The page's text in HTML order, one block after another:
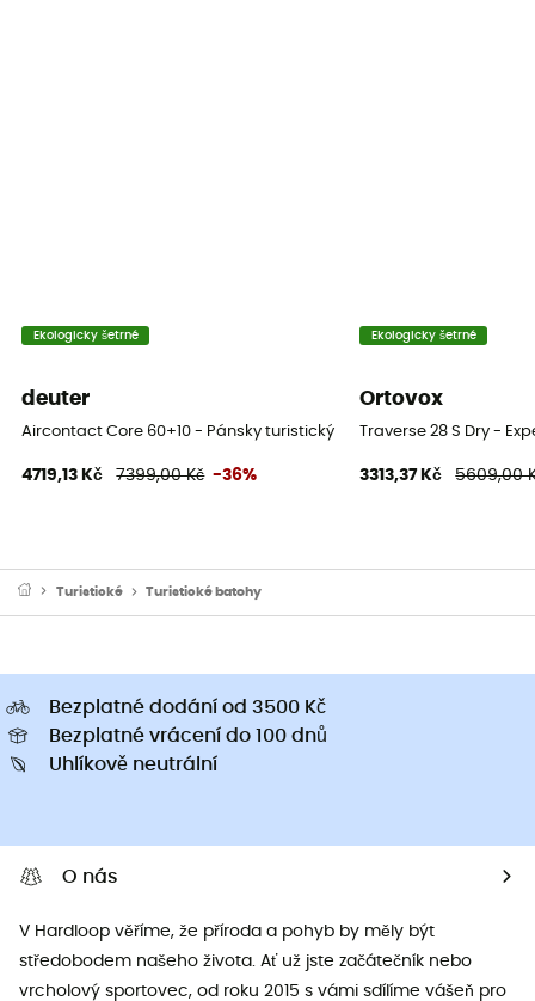
Ekologicky šetrné
deuter
Aircontact Core 60+10 - Pánsky turistický batoh
4719,13 Kč 7399,00 Kč -36%
Ekologicky šetrné
Ortovox
Traverse 28 S Dry -
3313,37 Kč 5609,00
Turistické Turistické batohy
Bezplatné dodání od 3500 Kč
Bezplatné vrácení do 100 dnů
Uhlíkově neutrální
O nás
V Hardloop věříme, že příroda a pohyb by měly být
středobodem našeho života. Ať už jste začátečník nebo
vrcholový sportovec, od roku 2015 s vámi sdílíme vášeň pro